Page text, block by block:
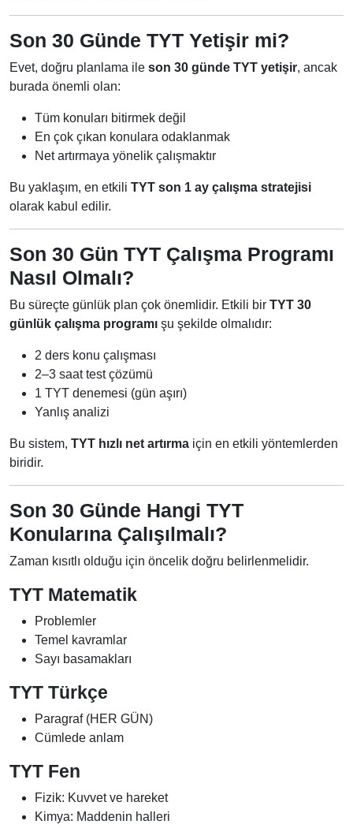
Son 30 Günde TYT Yetişir mi?
Evet, doğru planlama ile son 30 günde TYT yetişir, ancak
burada önemli olan:
Tüm konuları bitirmek değil
En çok çıkan konulara odaklanmak
Net artırmaya yönelik çalışmaktır
Bu yaklaşım, en etkili TYT son 1 ay çalışma stratejisi
olarak kabul edilir.
Son 30 Gün TYT Çalışma Programı
Nasıl Olmalı?
Bu süreçte günlük plan çok önemlidir. Etkili bir TYT 30
günlük çalışma programı şu şekilde olmalıdır:
2 ders konu çalışması
2–3 saat test çözümü
1 TYT denemesi (gün aşırı)
Yanlış analizi
Bu sistem, TYT hızlı net artırma için en etkili yöntemlerden
biridir.
Son 30 Günde Hangi TYT
Konularına Çalışılmalı?
Zaman kısıtlı olduğu için öncelik doğru belirlenmelidir.
TYT Matematik
Problemler
Temel kavramlar
Sayı basamakları
TYT Türkçe
Paragraf (HER GÜN)
Cümlede anlam
TYT Fen
Fizik: Kuvvet ve hareket
Kimya: Maddenin halleri